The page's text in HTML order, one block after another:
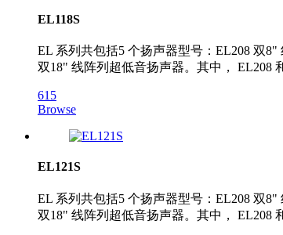
EL118S
EL 系列共包括5 个扬声器型号：EL208 双
双18" 线阵列超低音扬声器。其中， EL208
615
Browse
EL121S
EL 系列共包括5 个扬声器型号：EL208 双
双18" 线阵列超低音扬声器。其中， EL208